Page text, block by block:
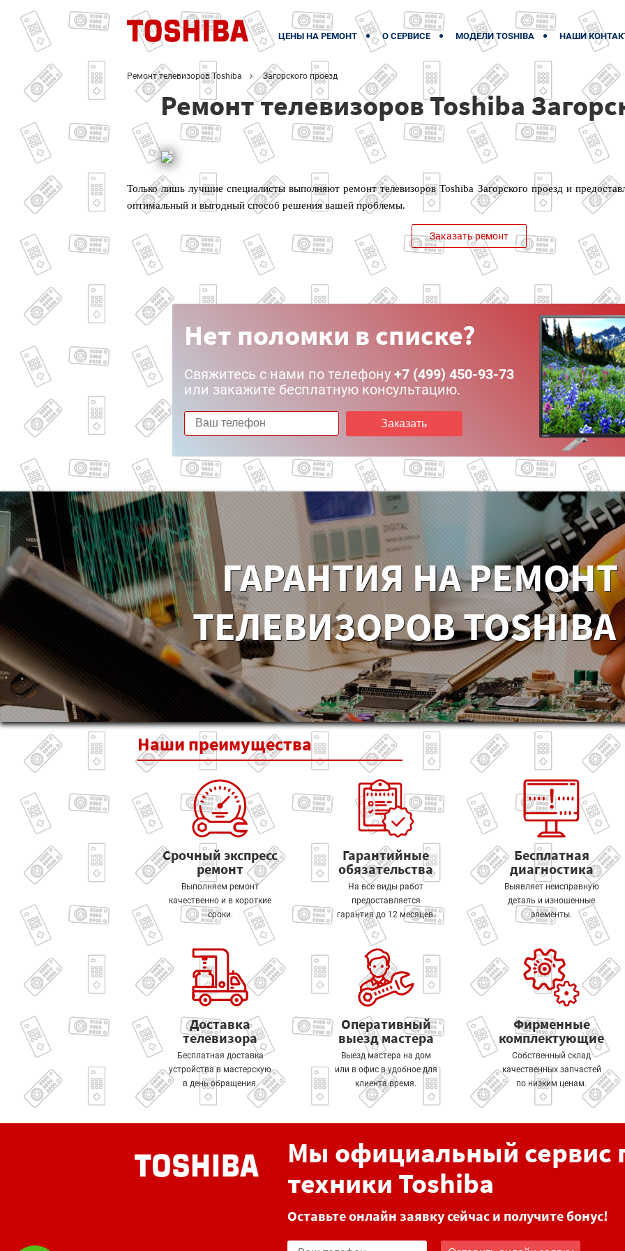
ЦЕНЫ НА РЕМОНТ О СЕРВИСЕ МОДЕЛИ TOSHIBA НАШИ
Ремонт телевизоров Toshiba Загорского проезд
Ремонт телевизоров Toshiba
Только лишь лучшие специалисты выполняют ремонт телевизоров Toshiba Загорского проезд и
оптимальный и выгодный способ решения вашей проблемы.
Заказать ремонт
Нет поломки в списке?
Свяжитесь с нами по телефону +7 (499) 450-93-73
или закажите бесплатную консультацию.
Заказать
ГАРАНТИЯ НА РЕМОНТ
ТЕЛЕВИЗОРОВ
Наши преимущества
Срочный экспресс
ремонт
Выполняем ремонт
качественно и в короткие
сроки.
Гарантийные
обязательства
На все виды работ
предоставляется
гарантия до 12 месяцев.
Бесплатная
диагностика
Выявляет неисправную
деталь и изношенные
элементы.
Доставка
телевизора
Бесплатная доставка
устройства в мастерскую
в день обращения.
Оперативный
выезд мастера
Выезд мастера на дом
или в офис в удобное для
клиента время.
Фирменные
комплектующие
Собственный склад
качественных запчастей
по низким ценам.
Мы официальный сервис
техники Toshiba
Оставьте онлайн заявку сейчас и получите бонус!